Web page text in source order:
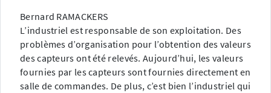
Bernard RAMACKERS
L’industriel est responsable de son exploitation. Des
problèmes d’organisation pour l’obtention des valeurs
des capteurs ont été relevés. Aujourd’hui, les valeurs
fournies par les capteurs sont fournies directement en
salle de commandes. De plus, c’est bien l’industriel qui